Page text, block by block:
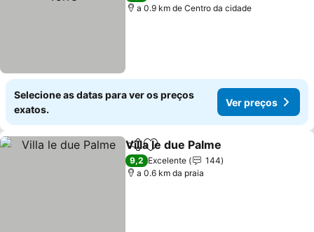
a 0.9 km de Centro da cidade
Selecione as datas para ver os preços
exatos.
Ver preços
PartilharAdicionar aos favoritos
Villa le due Palme
9,2 Excelente
144
a 0.6 km da praia